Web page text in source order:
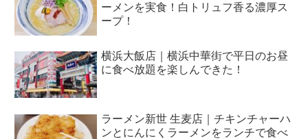
ーメンを実食！白トリュフ香る濃厚ス
ープ！
横浜大飯店｜横浜中華街で平日のお昼
に食べ放題を楽しんできた！
ラーメン新世 生麦店｜チキンチャーハ
ンとにんにくラーメンをランチで食べ